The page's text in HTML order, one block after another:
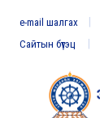
e-mail шалгах
Сайтын бүтэц